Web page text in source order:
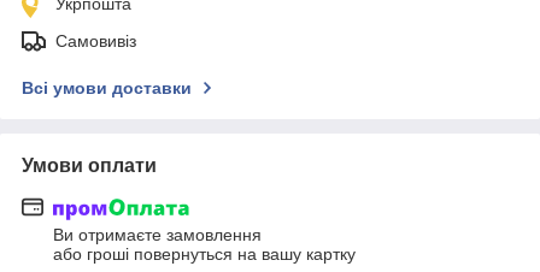
Самовивіз
Всі умови доставки
Умови оплати
Ви отримаєте замовлення
або гроші повернуться на вашу картку